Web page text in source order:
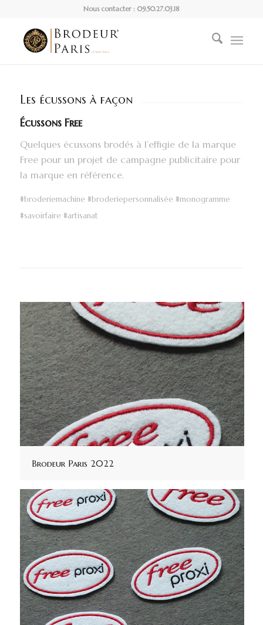
Nous contacter : 09.50.27.03.18
Les écussons à façon
Écussons Free
Quelques écussons brodés à l’effigie de la marque
Free pour un projet de campagne publicitaire pour
la marque en référence.
#broderiemachine #broderiepersonnalisée #monogramme
#savoirfaire #artisanat
Brodeur Paris 2022